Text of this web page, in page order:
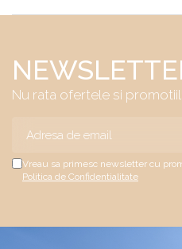
Nu rata ofertele si
Vreau sa primesc newsletter cu
Politica de Confidentialitate